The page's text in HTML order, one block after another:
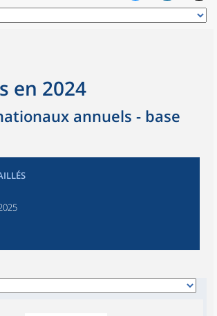
en 2024
annuels - base